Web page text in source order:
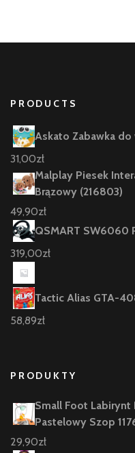
PRODUCTS
Askato Zabawka do
31,00zł
Malplay Piesek
Brązowy (216803)
49,90zł
QSMART SW6060
319,00zł
Tactic Alias GTA-
58,89zł
PRODUKTY
Small Foot Labirynt
Pastelowy Szop
29,90zł